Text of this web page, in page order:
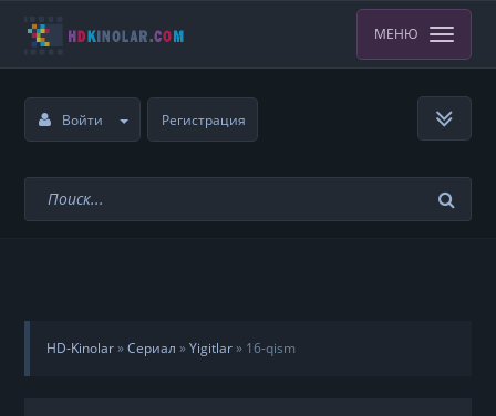
МЕНЮ
Войти Регистрация
HD-Kinolar»Сериал »Yigitlar» 16-qism